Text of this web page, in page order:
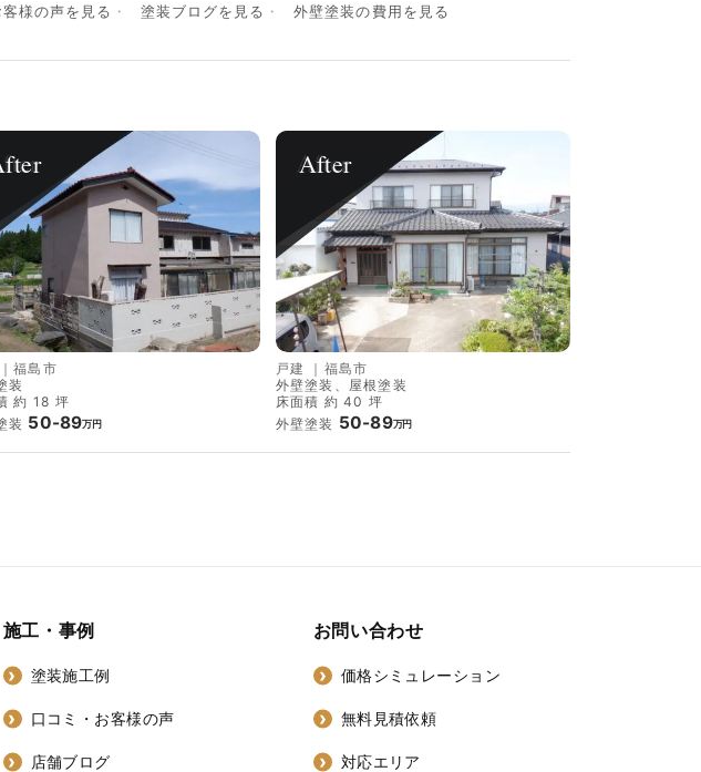
客様の声を見る 塗装ブログを見る
外壁塗装の費用を見る
｜福島市
装
約 18 坪
装 50-89万円
After
戸建 ｜ 福島市
外壁塗装、屋根塗装
床面積 約 40 坪
外壁塗装 50-89万円
施工・事例
塗装施工例
口コミ・お客様の声
店舗ブログ
お問い合わせ
価格シミュレーション
無料見積依頼
対応エリア